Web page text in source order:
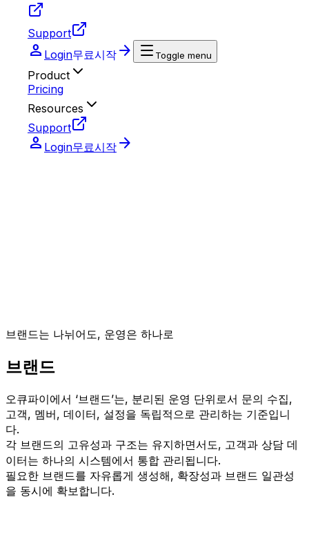
Support
person Login무료시작 arrow_forward Toggle menu
Product
Pricing
Resources
Support
person Login무료시작 arrow_forward
브랜드는 나뉘어도, 운영은 하나로
브랜드
오큐파이에서 ‘브랜드’는, 분리된 운영 단위로서 문의 수집,
고객, 멤버, 데이터, 설정을 독립적으로 관리하는 기준입니
다.
각 브랜드의 고유성과 구조는 유지하면서도, 고객과 상담 데
이터는 하나의 시스템에서 통합 관리됩니다.
필요한 브랜드를 자유롭게 생성해, 확장성과 브랜드 일관성
을 동시에 확보합니다.